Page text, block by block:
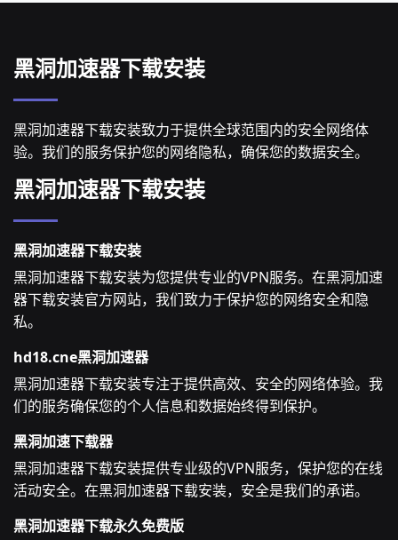
黑洞加速器下载安装
黑洞加速器下载安装致力于提供全球范围内的安全网络体
验。我们的服务保护您的网络隐私，确保您的数据安全。
黑洞加速器下载安装
黑洞加速器下载安装
黑洞加速器下载安装为您提供专业的VPN服务。在黑洞加速
器下载安装官方网站，我们致力于保护您的网络安全和隐
私。
hd18.cne黑洞加速器
黑洞加速器下载安装专注于提供高效、安全的网络体验。我
们的服务确保您的个人信息和数据始终得到保护。
黑洞加速下载器
黑洞加速器下载安装提供专业级的VPN服务，保护您的在线
活动安全。在黑洞加速器下载安装，安全是我们的承诺。
黑洞加速器下载永久免费版